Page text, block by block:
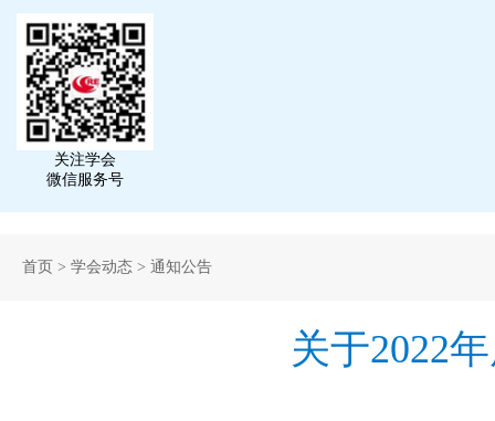
关注学会
微信服务号
首页 > 学会动态 > 通知公告
关于2022